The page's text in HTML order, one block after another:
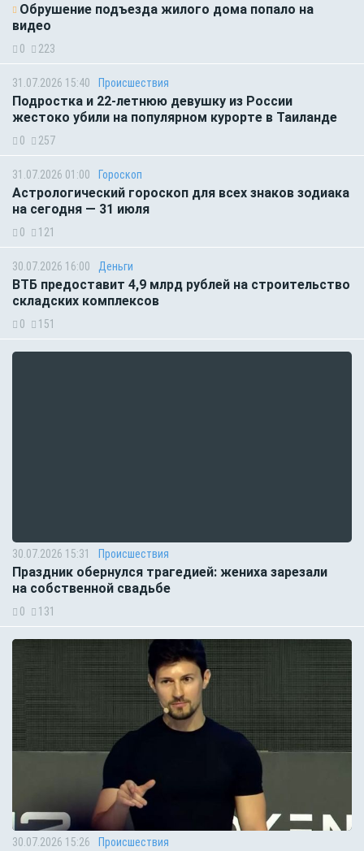
Обрушение подъезда жилого дома попало на
видео
0 223
31.07.2026 15:40 Происшествия
Подростка и 22-летнюю девушку из России
жестоко убили на популярном курорте в Таиланде
0 257
31.07.2026 01:00 Гороскоп
Астрологический гороскоп для всех знаков зодиака
на сегодня — 31 июля
0 121
30.07.2026 16:00 Деньги
ВТБ предоставит 4,9 млрд рублей на строительство
складских комплексов
0 151
30.07.2026 15:31 Происшествия
Праздник обернулся трагедией: жениха зарезали
на собственной свадьбе
0 131
30.07.2026 15:26 Происшествия